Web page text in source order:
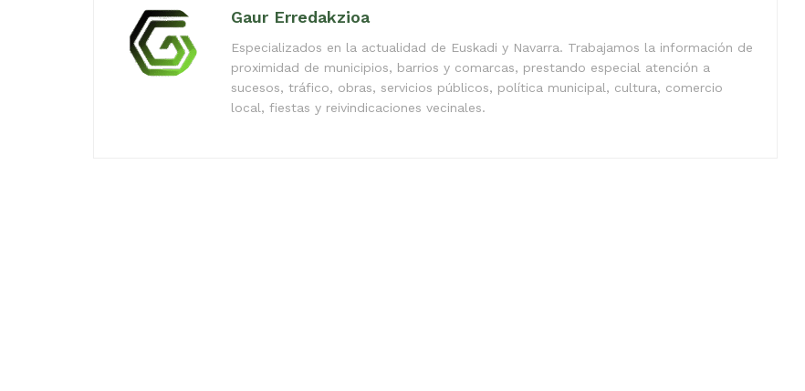
Gaur Erredakzioa
Especializados en la actualidad de Euskadi y Navarra. Trabajamos la información de
proximidad de municipios, barrios y comarcas, prestando especial atención a
sucesos, tráfico, obras, servicios públicos, política municipal, cultura, comercio
local, fiestas y reivindicaciones vecinales.